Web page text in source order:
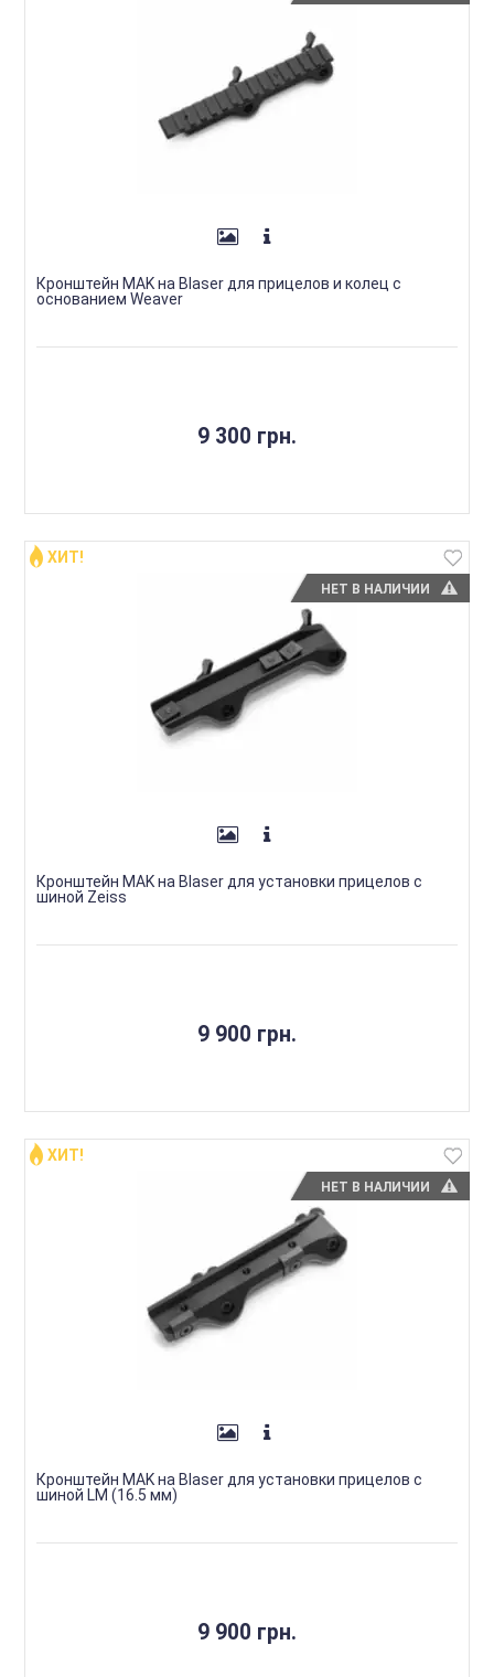
Кронштейн MAK на Blaser для прицелов и колец с
основанием Weaver
9 300 грн.
НЕТ В НАЛИЧИИ
ХИТ!
Кронштейн MAK на Blaser для установки прицелов с
шиной Zeiss
9 900 грн.
НЕТ В НАЛИЧИИ
ХИТ!
Кронштейн MAK на Blaser для установки прицелов с
шиной LM (16.5 мм)
9 900 грн.